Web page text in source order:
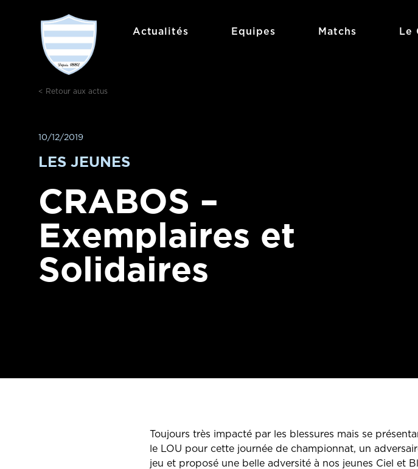
Actualités Equipes Matchs Le
< Retour aux actus
10/12/2019
LES JEUNES
CRABOS –
Exemplaires et
Solidaires
Toujours très impacté par les blessures mais se
le LOU pour cette journée de championnat, un
jeu et proposé une belle adversité à nos jeunes Ciel et